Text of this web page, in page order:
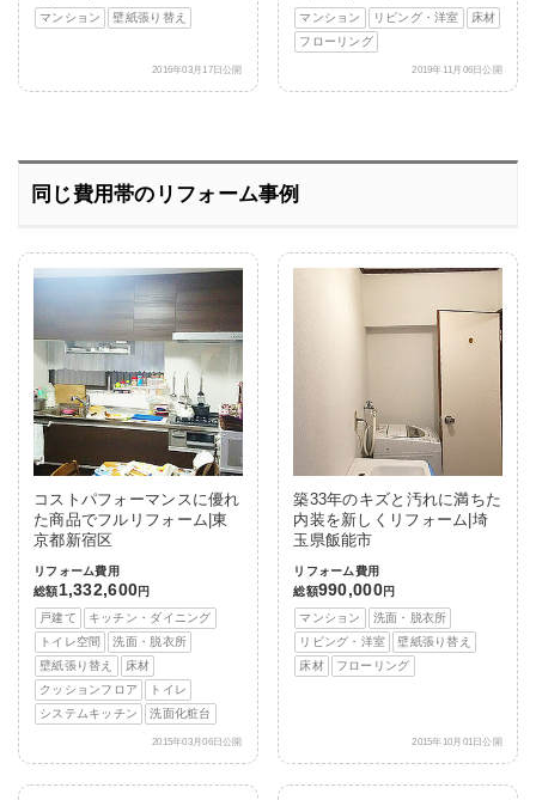
マンション
壁紙張り替え
2016年03月17日公開
マンション
リビング・洋室
床材
フローリング
2019年11月06日公開
同じ費用帯のリフォーム事例
コストパフォーマンスに優れ
た商品でフルリフォーム|東
京都新宿区
リフォーム費用
総額1,332,600円
戸建て
キッチン・ダイニング
トイレ空間
洗面・脱衣所
壁紙張り替え
床材
クッションフロア
トイレ
システムキッチン
洗面化粧台
2015年03月06日公開
築33年のキズと汚れに満ちた
内装を新しくリフォーム|埼
玉県飯能市
リフォーム費用
総額990,000円
マンション
洗面・脱衣所
リビング・洋室
壁紙張り替え
床材
フローリング
2015年10月01日公開